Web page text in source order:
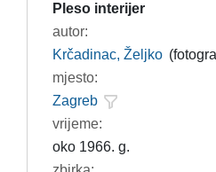
Pleso interijer
autor:
Krčadinac, Željko
mjesto:
Zagreb
vrijeme:
oko 1966. g.